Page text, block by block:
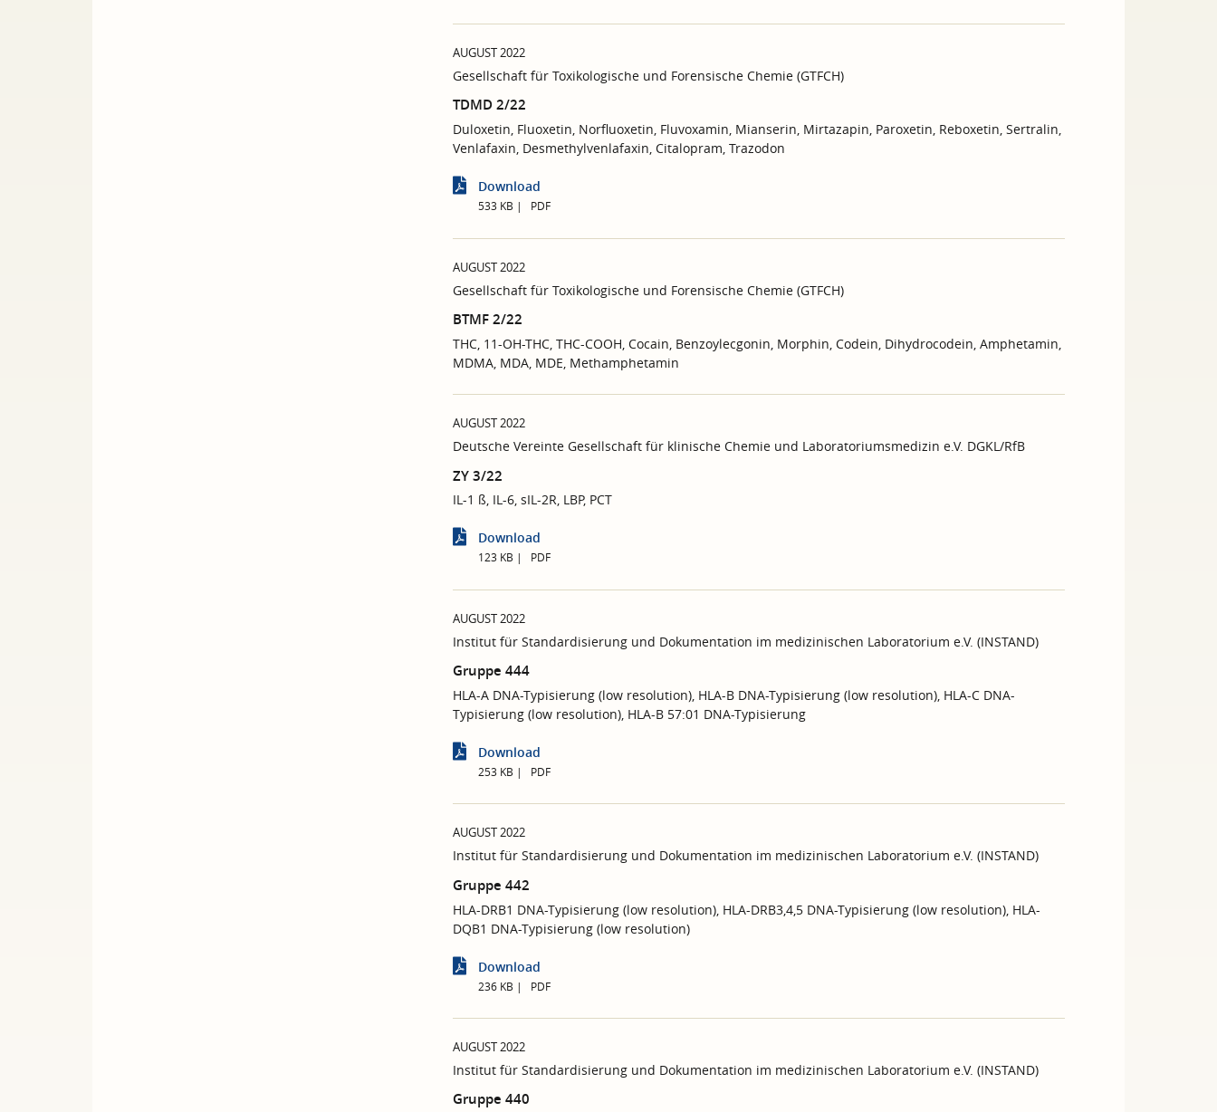
AUGUST 2022
Gesellschaft für Toxikologische und Forensische Chemie (GTFCH)
TDMD 2/22
Duloxetin, Fluoxetin, Norfluoxetin, Fluvoxamin, Mianserin, Mirtazapin, Paroxetin, Reboxetin, Sertralin,
Venlafaxin, Desmethylvenlafaxin, Citalopram, Trazodon
Download
533 KB PDF
AUGUST 2022
Gesellschaft für Toxikologische und Forensische Chemie (GTFCH)
BTMF 2/22
THC, 11-OH-THC, THC-COOH, Cocain, Benzoylecgonin, Morphin, Codein, Dihydrocodein, Amphetamin,
MDMA, MDA, MDE, Methamphetamin
AUGUST 2022
Deutsche Vereinte Gesellschaft für klinische Chemie und Laboratoriumsmedizin e.V. DGKL/RfB
ZY 3/22
IL-1 ß, IL-6, sIL-2R, LBP, PCT
Download
123 KB PDF
AUGUST 2022
Institut für Standardisierung und Dokumentation im medizinischen Laboratorium e.V. (INSTAND)
Gruppe 444
HLA-A DNA-Typisierung (low resolution), HLA-B DNA-Typisierung (low resolution), HLA-C DNA-
Typisierung (low resolution), HLA-B 57:01 DNA-Typisierung
Download
253 KB PDF
AUGUST 2022
Institut für Standardisierung und Dokumentation im medizinischen Laboratorium e.V. (INSTAND)
Gruppe 442
HLA-DRB1 DNA-Typisierung (low resolution), HLA-DRB3,4,5 DNA-Typisierung (low resolution), HLA-
DQB1 DNA-Typisierung (low resolution)
Download
236 KB PDF
AUGUST 2022
Institut für Standardisierung und Dokumentation im medizinischen Laboratorium e.V. (INSTAND)
Gruppe 440